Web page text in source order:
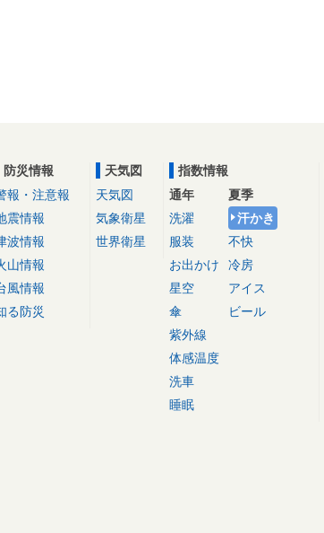
防災情報
報・注意報
震情報
波情報
山情報
風情報
る防災
天気図
天気図
気象衛星
世界衛星
指数情報
通年
洗濯
服装
お出かけ
星空
傘
紫外線
体感温度
洗車
睡眠
夏季
汗かき
不快
冷房
アイス
ビール